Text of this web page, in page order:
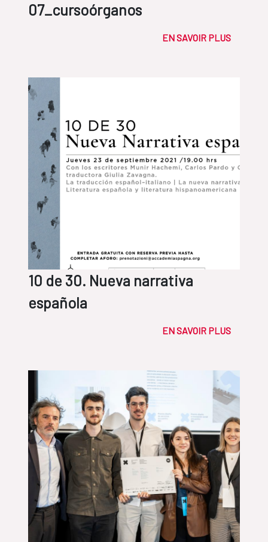
07_cursoórganos
EN SAVOIR PLUS
10 de 30. Nueva narrativa
española
EN SAVOIR PLUS